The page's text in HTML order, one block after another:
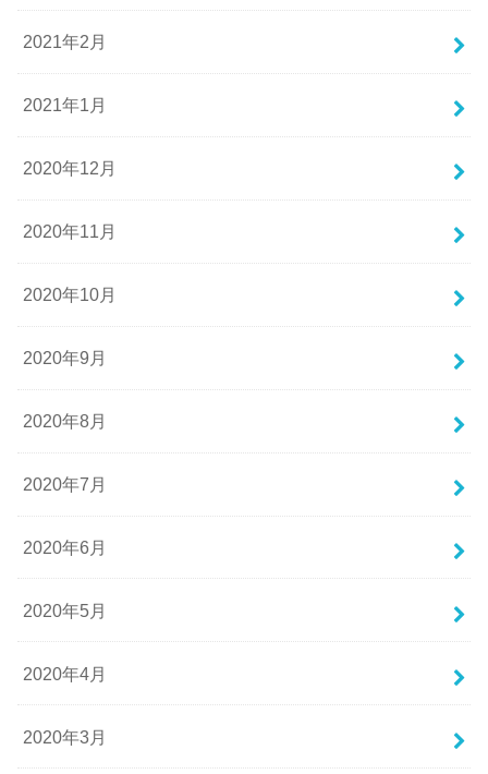
2021年2月
2021年1月
2020年12月
2020年11月
2020年10月
2020年9月
2020年8月
2020年7月
2020年6月
2020年5月
2020年4月
2020年3月